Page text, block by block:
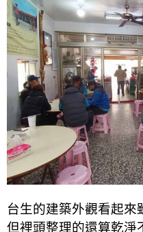
台生的建築外觀看起來
但裡頭整理的還算乾淨